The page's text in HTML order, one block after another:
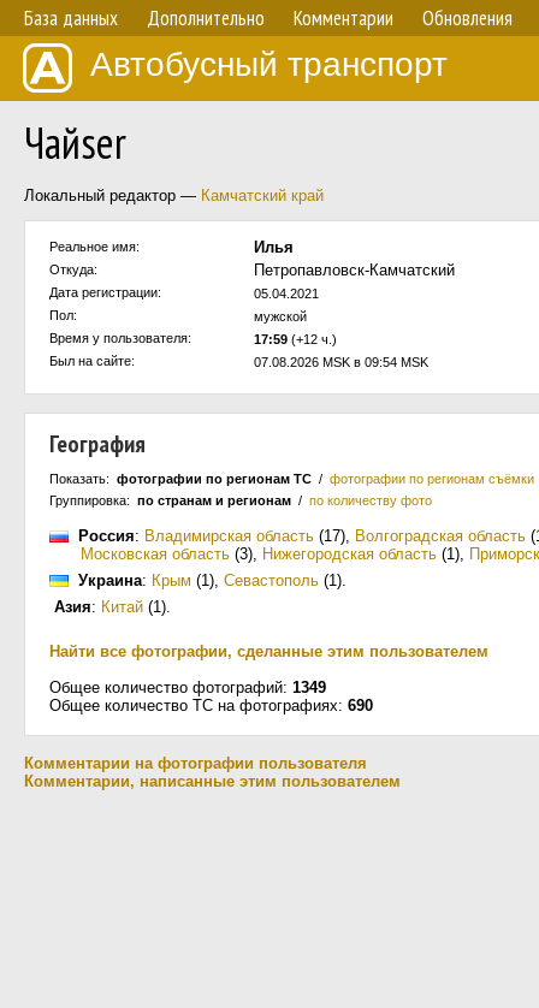
База данных Дополнительно Комментарии Обновления
Автобусный транспорт
Чайser
Локальный редактор — Камчатский край
Реальное имя: Илья
Откуда: Петропавловск-Камчатский
Дата регистрации:
05.04.2021
Пол:
мужской
Время у пользователя:
17:59 (+12 ч.)
Был на сайте:
07.08.2026 MSK в 09:54 MSK
География
Показать: фотографии по регионам ТС / фотографии по регионам съёмки
Группировка: по странам и регионам / по количеству фото
Россия: Владимирская область (17), Волгоградская область
Московская область (3), Нижегородская область (1),
Украина: Крым (1), Севастополь (1).
Азия: Китай (1).
Найти все фотографии, сделанные этим пользователем
Общее количество фотографий: 1349
Общее количество ТС на фотографиях: 690
Комментарии на фотографии пользователя
Комментарии, написанные этим пользователем